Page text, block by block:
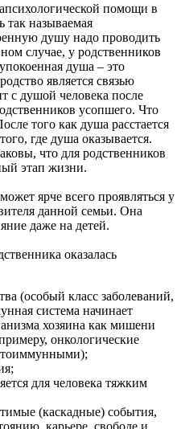
помощи в
так называемая
душу надо проводить
случае, у родственников
душа – это
является связью
с душой человека после
усопшего. Что
того как душа расстается
где душа оказывается.
что для родственников
этап жизни.
ярче всего проявляться у
данной семьи. Она
даже на детей.
оказалась
(особый класс заболеваний,
система начинает
хозяина как мишени
онкологические
для человека тяжким
(каскадные) события,
карьере, свободе и